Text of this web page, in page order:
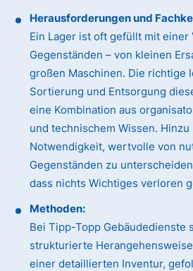
Herausforderungen und
Ein Lager ist oft gefüllt mit einer
Gegenständen – von kleinen
großen Maschinen. Die richtige
Sortierung und Entsorgung
eine Kombination aus
und technischem Wissen. Hinzu
Notwendigkeit, wertvolle von
Gegenständen zu
dass nichts Wichtiges verloren
Methoden:
Bei Tipp-Topp Gebäudedienste
strukturierte
einer detaillierten Inventur,